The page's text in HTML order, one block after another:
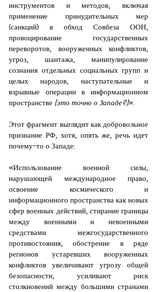
инструментов и методов, включая
применение принудительных мер
(санкций) в обход Совбеза ООН,
провоцирование государственных
переворотов, вооруженных конфликтов,
угроз, шантажа, манипулирование
сознания отдельных социальных групп и
целых народов, наступательные и
взрывные операции в информационном
пространстве [это точно о Западе?]».
Этот фрагмент выглядит как добровольное
признание РФ, хотя, опять же, речь идет
почему-то о Западе:
«Использование военной силы,
нарушающей международное право,
освоение космического и
информационного пространства как новых
сфер военных действий, стирание границы
между военными и невоенными
средствами межгосударственного
противостояния, обострение в ряде
регионов устаревших вооруженных
конфликтов увеличивают угрозу общей
безопасности, усиливают риск
столкновений между большими странами